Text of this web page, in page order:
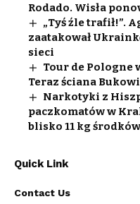
Rodado. Wisła
„Tyś źle trafił!”.
zaatakował
sieci
Tour de Pologne
Teraz ściana
Narkotyki z
paczkomatów w
blisko 11 kg
Quick Link
Contact Us